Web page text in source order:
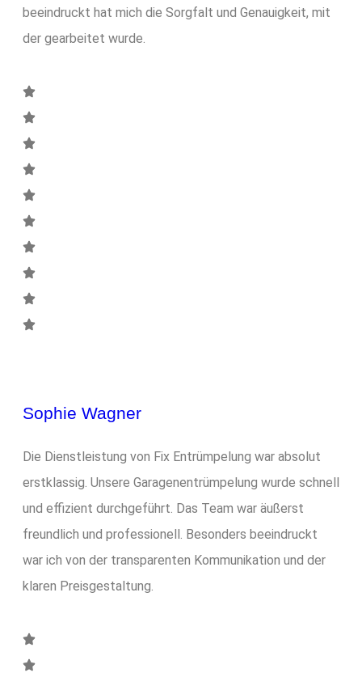
beeindruckt hat mich die Sorgfalt und Genauigkeit, mit
der gearbeitet wurde.
Sophie Wagner
Die Dienstleistung von Fix Entrümpelung war absolut
erstklassig. Unsere Garagenentrümpelung wurde schnell
und effizient durchgeführt. Das Team war äußerst
freundlich und professionell. Besonders beeindruckt
war ich von der transparenten Kommunikation und der
klaren Preisgestaltung.